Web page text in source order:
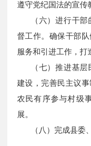
遵守党纪国法的宣传
（六）进行干
督工作。确保干部
服务和引进工作，打
（七）推进基
建设，完善民主议
农民有序参与村级
展。
（八）完成县委